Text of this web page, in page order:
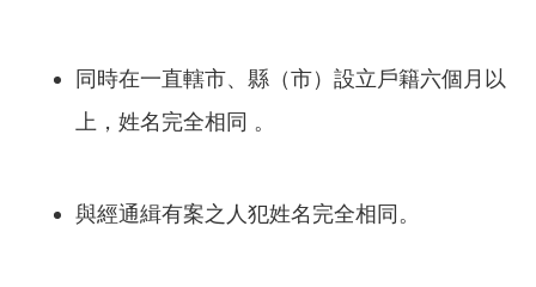
同時在一直轄市、縣（市）設立戶籍六個月以
上，姓名完全相同 。
與經通緝有案之人犯姓名完全相同。